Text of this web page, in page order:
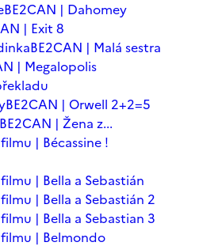
BE2CAN | Dahomey
| Exit 8
BE2CAN | Malá sestra
| Megalopolis
BE2CAN | Orwell 2+2=5
BE2CAN | Žena z...
| Bécassine !
| Bella a Sebastián
| Bella a Sebastián 2
| Bella a Sebastian 3
| Belmondo